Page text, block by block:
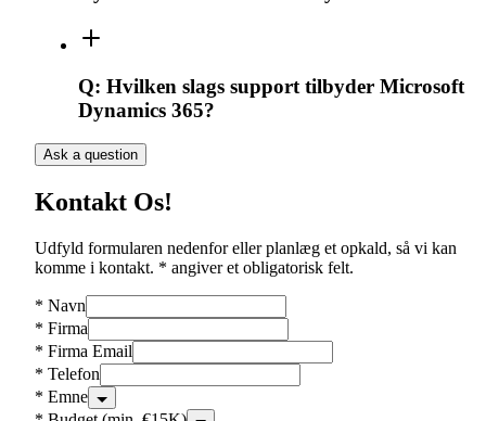
Q: Hvilken slags support tilbyder Microsoft
Dynamics 365?
Ask a question
Kontakt Os!
Udfyld formularen nedenfor eller planlæg et opkald, så vi kan
komme i kontakt. * angiver et obligatorisk felt.
* Navn
* Firma
* Firma Email
* Telefon
* Emne